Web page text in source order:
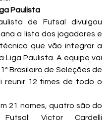
Paulista
de Futsal divulgou
a lista dos jogadores e
que vão integrar a
Liga Paulista. A equipe vai
Brasileiro de Seleções de
reunir 12 times de todo o
21 nomes, quatro são do
Futsal: Victor Cardelli